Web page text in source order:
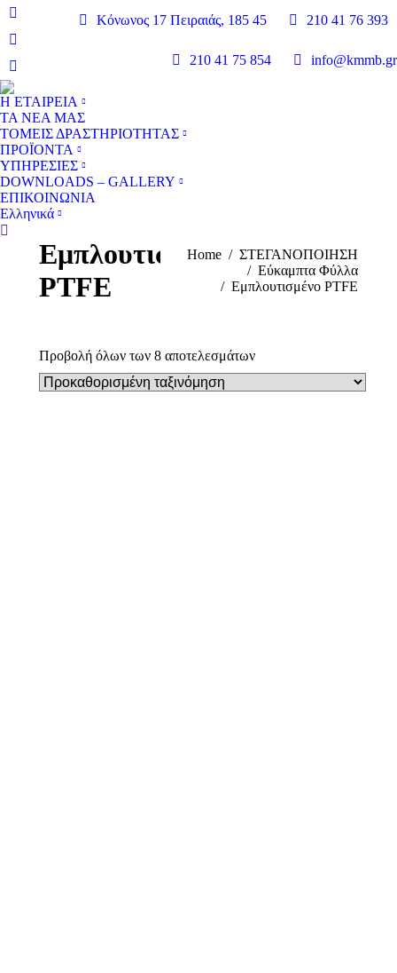
Linkedin
page
opens
in
new
window
Facebook
page
opens
in
new
window
YouTube
page
opens
in
new
window
Κόνωνος 17 Πειραιάς, 185 45 210 41 76 393
210 41 75 854 info@kmmb.gr
Η ΕΤΑΙΡΕΙΑ
ΤΑ ΝΕΑ ΜΑΣ
ΤΟΜΕΙΣ ΔΡΑΣΤΗΡΙΟΤΗΤΑΣ
ΠΡΟΪΟΝΤΑ
ΥΠΗΡΕΣΙΕΣ
DOWNLOADS – GALLERY
ΕΠΙΚΟΙΝΩΝΙΑ
Ελληνικά
Search:
Εμπλουτισμένο
PTFE
You are here:
Home
ΣΤΕΓΑΝΟΠΟΙΗΣΗ
Εύκαμπτα Φύλλα
Εμπλουτισμένο PTFE
Προβολή όλων των 8 αποτελεσμάτων